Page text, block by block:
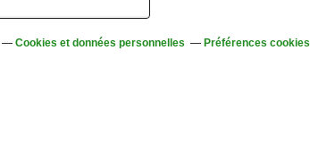
Cookies et données personnelles Préférences cookies